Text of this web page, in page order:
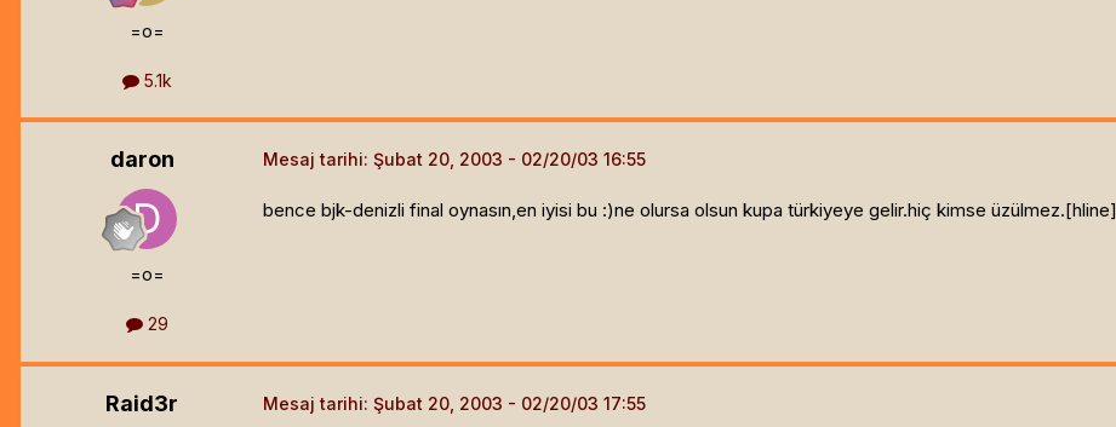
=o=
5.1k
daron
=o=
29
Mesaj tarihi: Şubat 20, 2003
bence bjk-denizli final oynasın,en iyisi bu :)ne olursa olsun kupa türkiyeye gelir.hiç kimse üzülmez.[hline]
Raid3r Mesaj tarihi: Şubat 20, 2003